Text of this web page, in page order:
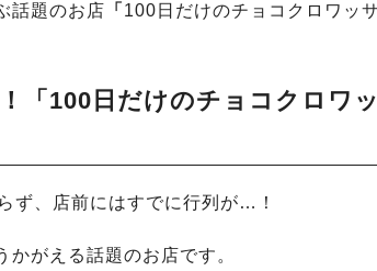
話題のお店 「 100日だけのチョコクロワッ
「 100日だけのチョコクロワ
ず、店前にはすでに行列が…！
がえる話題のお店です。